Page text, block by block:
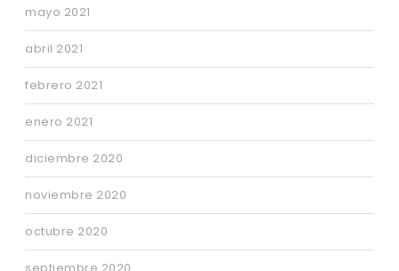
mayo 2021
abril 2021
febrero 2021
enero 2021
diciembre 2020
noviembre 2020
octubre 2020